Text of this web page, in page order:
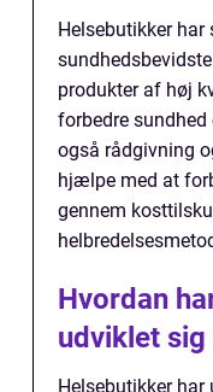
Helsebutikker
produkter af høj
forbedre
også rådgivning
hjælpe med at
gennem
Hvordan
udviklet sig
Helsebutikker